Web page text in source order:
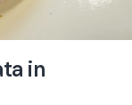
in